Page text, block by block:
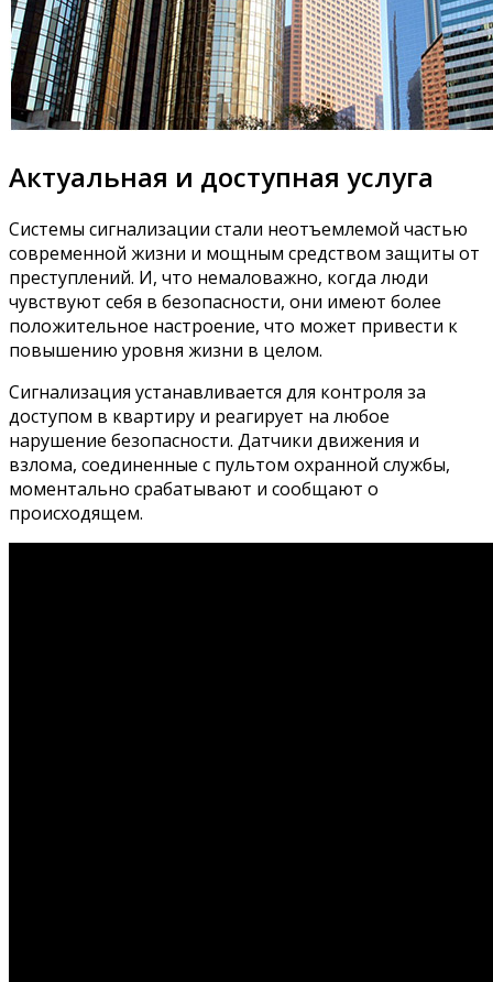
Актуальная и доступная услуга
Системы сигнализации стали неотъемлемой частью
современной жизни и мощным средством защиты от
преступлений. И, что немаловажно, когда люди
чувствуют себя в безопасности, они имеют более
положительное настроение, что может привести к
повышению уровня жизни в целом.
Сигнализация устанавливается для контроля за
доступом в квартиру и реагирует на любое
нарушение безопасности. Датчики движения и
взлома, соединенные с пультом охранной службы,
моментально срабатывают и сообщают о
происходящем.